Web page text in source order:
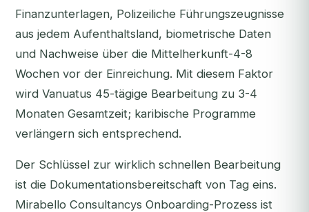
Finanzunterlagen, Polizeiliche Führungszeugnisse
aus jedem Aufenthaltsland, biometrische Daten
und Nachweise über die Mittelherkunft-4-8
Wochen vor der Einreichung. Mit diesem Faktor
wird Vanuatus 45-tägige Bearbeitung zu 3-4
Monaten Gesamtzeit; karibische Programme
verlängern sich entsprechend.
Der Schlüssel zur wirklich schnellen Bearbeitung
ist die Dokumentationsbereitschaft von Tag eins.
Mirabello Consultancys Onboarding-Prozess ist